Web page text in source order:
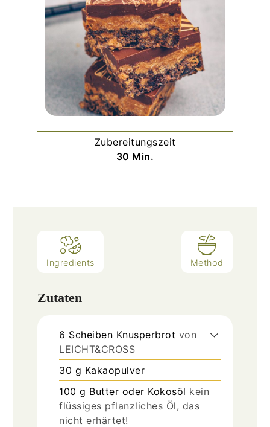
Zubereitungszeit
30 Minuten
Min.
Ingredients Method
Zutaten
6 Scheiben Knusperbrot von
LEICHT&CROSS
30 g Kakaopulver
100 g Butter oder Kokosöl kein
flüssiges pflanzliches Öl, das
nicht erhärtet!